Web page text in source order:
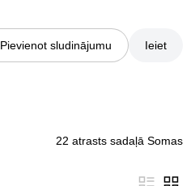
Pievienot sludinājumu Ieiet
22 atrasts sadaļā Somas